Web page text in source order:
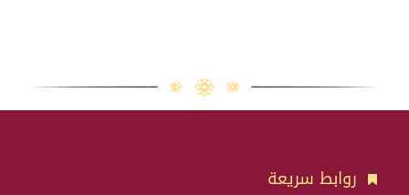
روابط سريعة